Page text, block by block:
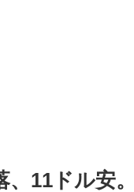
、11ドル安